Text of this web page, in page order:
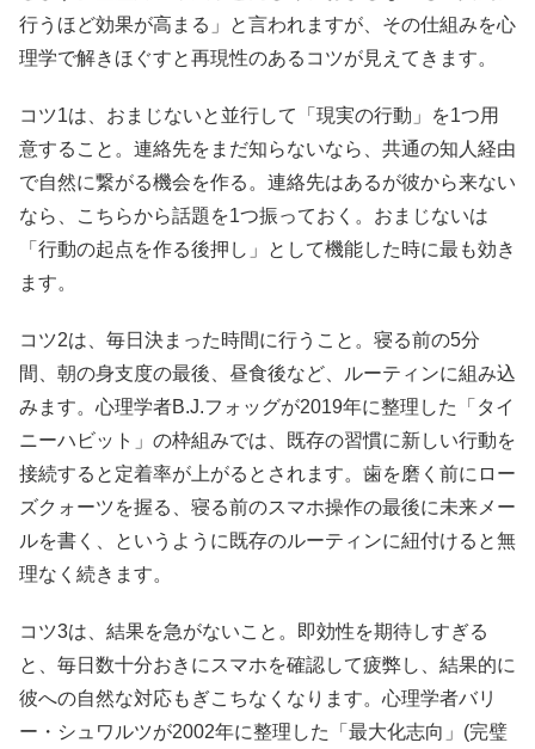
行うほど効果が高まる」と言われますが、その仕組みを心
理学で解きほぐすと再現性のあるコツが見えてきます。
コツ1は、おまじないと並行して「現実の行動」を1つ用
意すること。連絡先をまだ知らないなら、共通の知人経由
で自然に繋がる機会を作る。連絡先はあるが彼から来ない
なら、こちらから話題を1つ振っておく。おまじないは
「行動の起点を作る後押し」として機能した時に最も効き
ます。
コツ2は、毎日決まった時間に行うこと。寝る前の5分
間、朝の身支度の最後、昼食後など、ルーティンに組み込
みます。心理学者B.J.フォッグが2019年に整理した「タイ
ニーハビット」の枠組みでは、既存の習慣に新しい行動を
接続すると定着率が上がるとされます。歯を磨く前にロー
ズクォーツを握る、寝る前のスマホ操作の最後に未来メー
ルを書く、というように既存のルーティンに紐付けると無
理なく続きます。
コツ3は、結果を急がないこと。即効性を期待しすぎる
と、毎日数十分おきにスマホを確認して疲弊し、結果的に
彼への自然な対応もぎこちなくなります。心理学者バリ
ー・シュワルツが2002年に整理した「最大化志向」(完璧